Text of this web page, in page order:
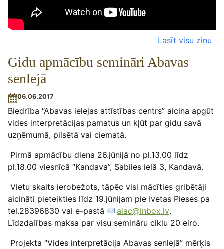
Lasīt visu ziņu
Gidu apmācību semināri Abavas
senlejā
06.06.2017
Biedrība “Abavas ielejas attīstības centrs” aicina apgūt
vides interpretācijas pamatus un kļūt par gidu savā
uzņēmumā, pilsētā vai ciematā.
Pirmā apmācību diena 26.jūnijā no pl.13.00 līdz
pl.18.00 viesnīcā “Kandava”, Sabiles ielā 3, Kandavā.
Vietu skaits ierobežots, tāpēc visi mācīties gribētāji
aicināti pieteikties līdz 19.jūnijam pie Ivetas Pieses pa
tel.28396830 vai e-pastā
aiac@inbox.lv.
Līdzdalības maksa par visu semināru ciklu 20 eiro.
Projekta “Vides interpretācija Abavas senlejā” mērķis